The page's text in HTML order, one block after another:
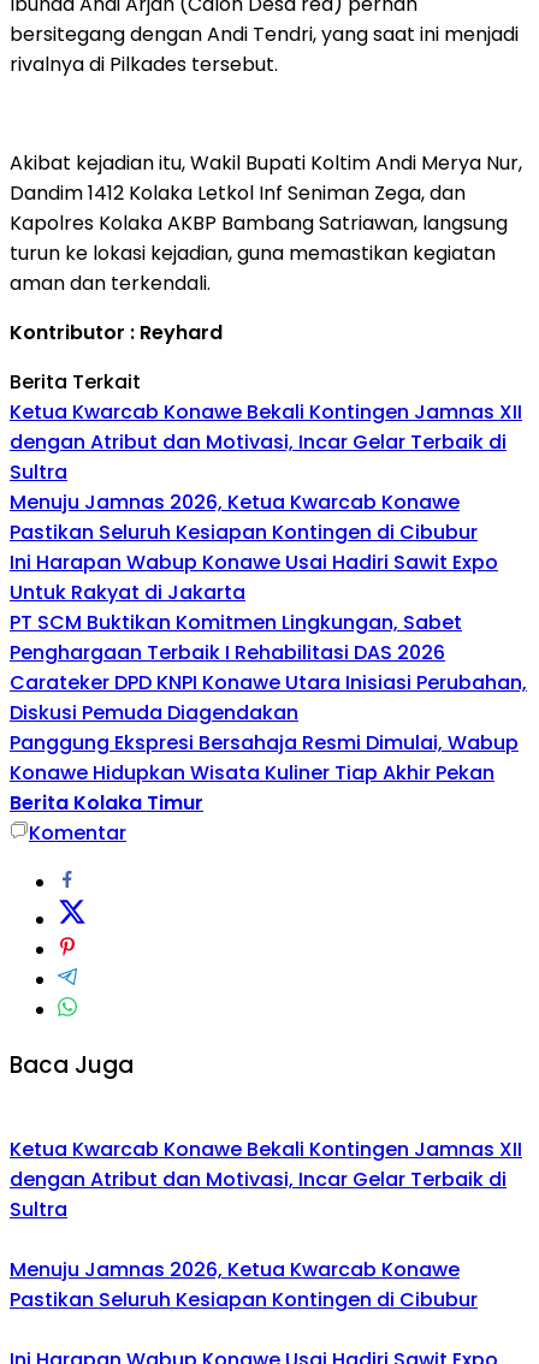
bersitegang dengan Andi Tendri, yang saat ini menjadi
rivalnya di Pilkades tersebut.
Akibat kejadian itu, Wakil Bupati Koltim Andi Merya Nur,
Dandim 1412 Kolaka Letkol Inf Seniman Zega, dan
Kapolres Kolaka AKBP Bambang Satriawan, langsung
turun ke lokasi kejadian, guna memastikan kegiatan
aman dan terkendali.
Kontributor : Reyhard
Berita Terkait
Ketua Kwarcab Konawe Bekali Kontingen Jamnas XII
dengan Atribut dan Motivasi, Incar Gelar Terbaik di
Sultra
Menuju Jamnas 2026, Ketua Kwarcab Konawe
Pastikan Seluruh Kesiapan Kontingen di Cibubur
Ini Harapan Wabup Konawe Usai Hadiri Sawit Expo
Untuk Rakyat di Jakarta
PT SCM Buktikan Komitmen Lingkungan, Sabet
Penghargaan Terbaik I Rehabilitasi DAS 2026
Carateker DPD KNPI Konawe Utara Inisiasi Perubahan,
Diskusi Pemuda Diagendakan
Panggung Ekspresi Bersahaja Resmi Dimulai, Wabup
Konawe Hidupkan Wisata Kuliner Tiap Akhir Pekan
Berita Kolaka Timur
Komentar
Baca Juga
Ketua Kwarcab Konawe Bekali Kontingen Jamnas XII
dengan Atribut dan Motivasi, Incar Gelar Terbaik di
Sultra
Menuju Jamnas 2026, Ketua Kwarcab Konawe
Pastikan Seluruh Kesiapan Kontingen di Cibubur